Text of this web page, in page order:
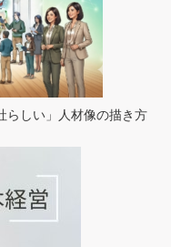
らしい」人材像の描き方